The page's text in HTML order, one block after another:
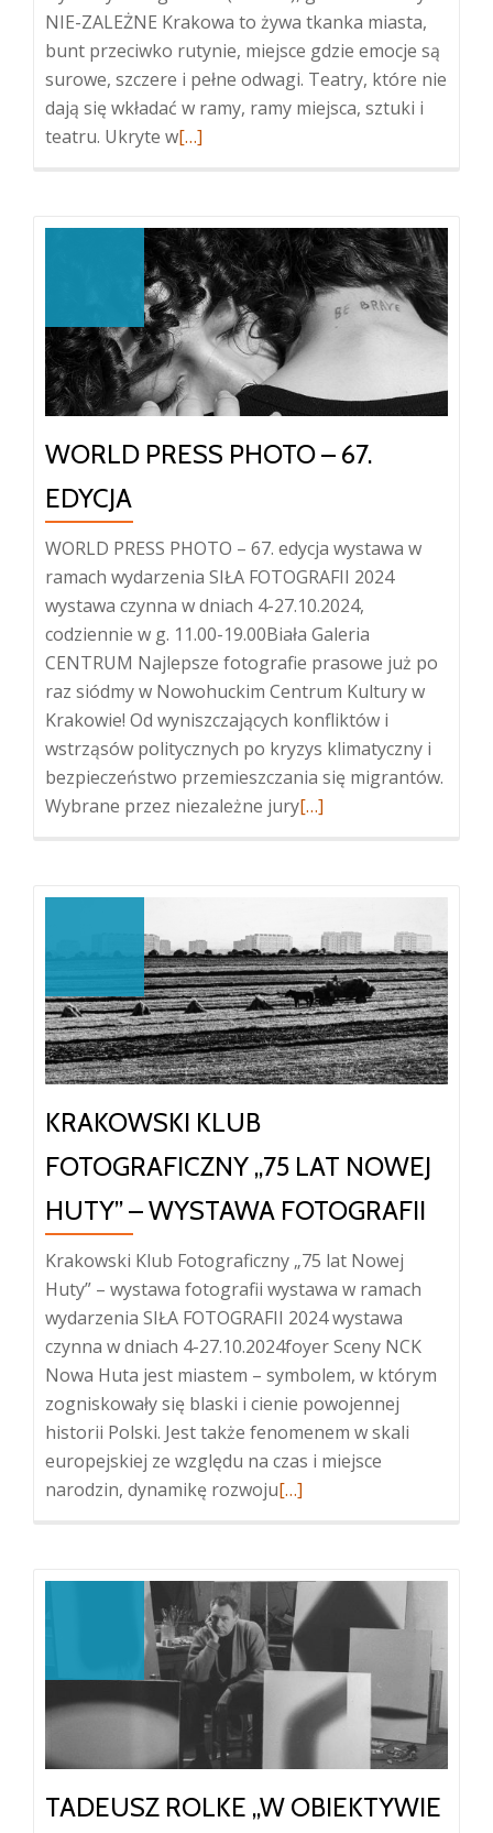
NIE-ZALEŻNE Krakowa to żywa tkanka miasta,
bunt przeciwko rutynie, miejsce gdzie emocje są
surowe, szczere i pełne odwagi. Teatry, które nie
dają się wkładać w ramy, ramy miejsca, sztuki i
teatru. Ukryte wWięcej
ZALEŻNE”
–
wystawa
fotografii
[…]
WORLD PRESS PHOTO – 67.
EDYCJA
WORLD PRESS PHOTO – 67. edycja wystawa w
ramach wydarzenia SIŁA FOTOGRAFII 2024
wystawa czynna w dniach 4-27.10.2024,
codziennie w g. 11.00-19.00Biała Galeria
CENTRUM Najlepsze fotografie prasowe już po
raz siódmy w Nowohuckim Centrum Kultury w
Krakowie! Od wyniszczających konfliktów i
wstrząsów politycznych po kryzys klimatyczny i
bezpieczeństwo przemieszczania się migrantów.
Wybrane przez niezależne juryWięcej
67.
edycja
[…]
KRAKOWSKI KLUB
FOTOGRAFICZNY „75 LAT NOWEJ
HUTY” – WYSTAWA FOTOGRAFII
Krakowski Klub Fotograficzny „75 lat Nowej
Huty” – wystawa fotografii wystawa w ramach
wydarzenia SIŁA FOTOGRAFII 2024 wystawa
czynna w dniach 4-27.10.2024foyer Sceny NCK
Nowa Huta jest miastem – symbolem, w którym
zogniskowały się blaski i cienie powojennej
historii Polski. Jest także fenomenem w skali
europejskiej ze względu na czas i miejsce
narodzin, dynamikę rozwojuWięcej
„75
lat
Nowej
Huty”
–
fotografii
[…]
TADEUSZ ROLKE „W OBIEKTYWIE